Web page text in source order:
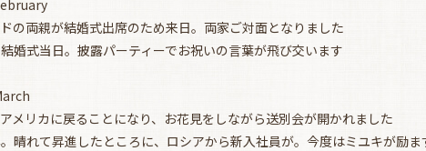
の両親が結婚式出席のため来日。両家ご対面となりました
婚式当日。披露パーティーでお祝いの言葉が飛び交います
メリカに戻ることになり、お花見をしながら送別会が開かれました
晴れて昇進したところに、ロシアから新入社員が。今度はミユキが励ま